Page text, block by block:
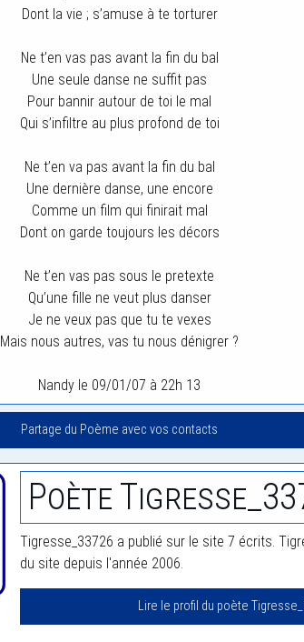
Dont la vie ; s’amuse à te torturer
Ne t’en vas pas avant la fin du bal
Une seule danse ne suffit pas
Pour bannir autour de toi le mal
Qui s’infiltre au plus profond de toi
Ne t’en va pas avant la fin du bal
Une dernière danse, une encore
Comme un film qui finirait mal
Dont on garde toujours les décors
Ne t’en vas pas sous le pretexte
Qu’une fille ne veut plus danser
Je ne veux pas que tu te vexes
Mais nous autres, vas tu nous dénigrer ?
Nandy le 09/01/07 à 22h 13
Partage du Poème avec vos contacts
Poète
Tigresse_33726 a publié sur le site 7 écrits.
du site depuis l'année 2006.
Lire le profil du poète